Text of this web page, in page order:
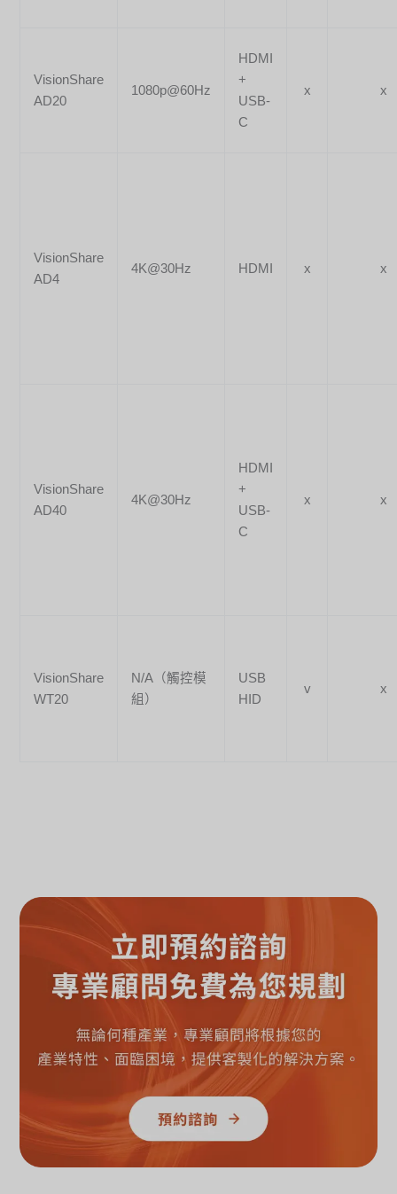
VisionShare
AD20
1080p@60Hz
HDMI
+
USB-
C
x x
VisionShare
AD4
4K@30Hz HDMI x x
VisionShare
AD40
4K@30Hz
HDMI
+
USB-
C
x x
VisionShare
WT20
N/A（觸控模
組）
USB
HID
v x